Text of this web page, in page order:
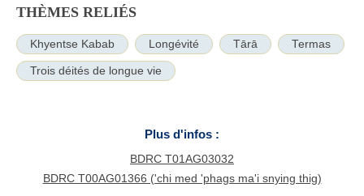
THÈMES RELIÉS
Khyentse Kabab Longévité Tārā Termas
Trois déités de longue vie
Plus d'infos :
BDRC T01AG03032
BDRC T00AG01366 ('chi med 'phags ma'i snying thig)